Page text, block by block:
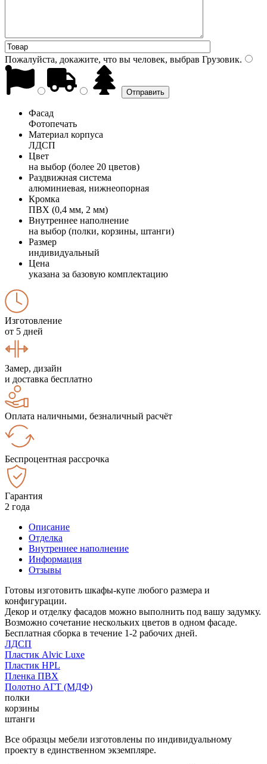
Пожалуйста, докажите, что вы человек, выбрав Грузовик.
Фасад
Фотопечать
Материал корпуса
ЛДСП
Цвет
на выбор (более 20 цветов)
Раздвижная система
алюминиевая, нижнеопорная
Кромка
ПВХ (0,4 мм, 2 мм)
Внутреннее наполнение
на выбор (полки, корзины, штанги)
Размер
индивидуальный
Цена
указана за базовую комплектацию
Изготовление
от 5 дней
Замер, дизайн
и доставка бесплатно
Оплата наличными, безналичный расчёт
Беспроцентная рассрочка
Гарантия
2 года
Описание
Отделка
Внутреннее наполнение
Информация
Отзывы
Готовы изготовить шкафы-купе любого размера и
конфигурации.
Декор и отделку фасадов можно выполнить под вашу задумку.
Возможно сочетание нескольких цветов в одном фасаде.
Бесплатная сборка в течение 1-2 рабочих дней.
ЛДСП
Пластик Alvic Luxe
Пластик HPL
Пленка ПВХ
Полотно АГТ (МДФ)
полки
корзины
штанги
Все образцы мебели изготовлены по индивидуальному
проекту в единственном экземпляре.